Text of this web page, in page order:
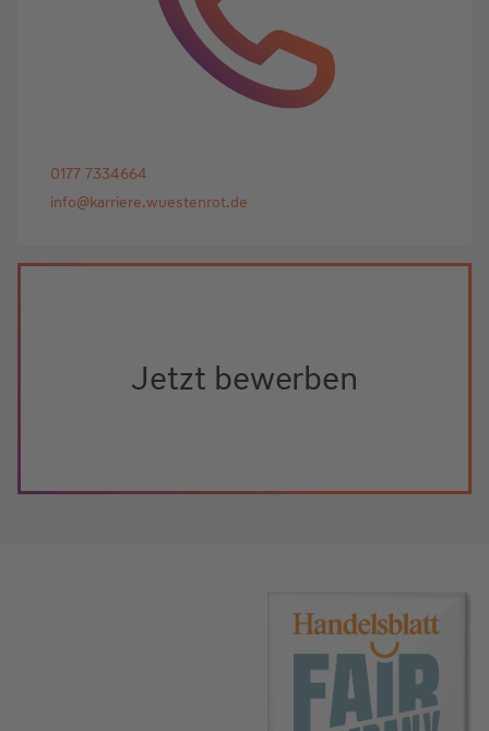
0177 7334664
info@karriere.wuestenrot.de
Jetzt bewerben